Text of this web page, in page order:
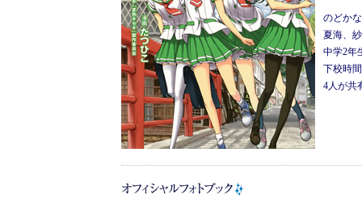
のどか
夏海、
中学2年
下校時
4人が共